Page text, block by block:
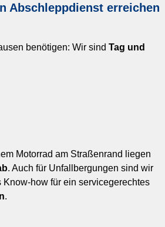
Abschleppdienst erreichen
benötigen: Wir sind Tag und
Motorrad am Straßenrand liegen
. Auch für Unfallbergungen sind wir
how für ein servicegerechtes
.